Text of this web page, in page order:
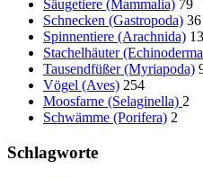
Säugetiere (Mammalia) 79
Schnecken (Gastropoda) 36
Spinnentiere (Arachnida)
Stachelhäuter
Tausendfüßer (Myriapoda)
Vögel (Aves) 254
Moosfarne (Selaginella) 2
Schwämme (Porifera) 2
Schlagworte